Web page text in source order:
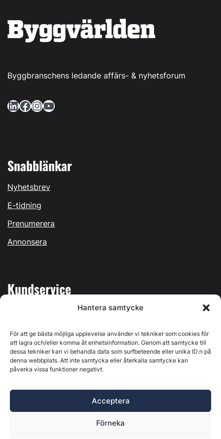
Hantera samtycke
För att ge bästa möjliga upplevelse använder vi tekniker som cookies för
att lagra och/eller komma åt enhetsinformation. Genom att samtycke till
dessa tekniker kan vi behandla data som surfbeteende eller unika ID:n på
denna webbplats. Att inte samtycka eller återkalla samtycke kan
påverka vissa funktioner negativt.
Acceptera
Förneka
Byggbranschens ledande affärs- & nyhetsforum
LinkedIn Facebook InstagramYouTube
Snabblänkar
Nyhetsbrev
E-tidning
Prenumerera
Annonsera
Kundservice
Kontakta oss
Östernäsvägen 1, 827 32 Ljusdal, org.nr: 556625-6425 -
Ansvarig utgivare: Henrik Ekberg. Innehållet på denna
webbplats är upphovsrättsligt skyddat. Ange källa vid citering.
Byggvärlden är en del avMarknadsdatagruppen